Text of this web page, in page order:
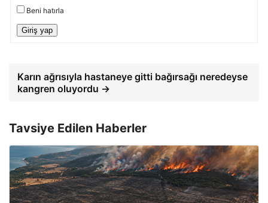
Beni hatırla
Giriş yap
Karın ağrısıyla hastaneye gitti bağırsağı neredeyse
kangren oluyordu →
Tavsiye Edilen Haberler